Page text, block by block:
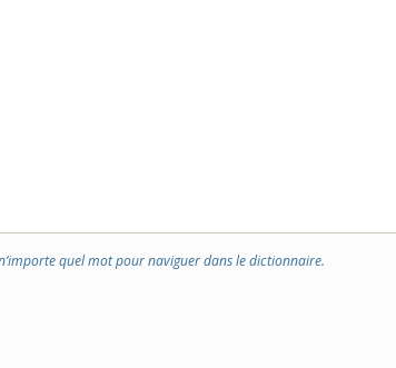
quel mot pour naviguer dans le dictionnaire.